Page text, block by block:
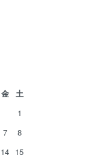
金
土
1
7
8
14 15